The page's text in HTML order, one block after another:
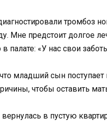
тромбоз
Мне предстоит долгое
палате: «У нас свои
младший сын
чтобы оставить
в пустую